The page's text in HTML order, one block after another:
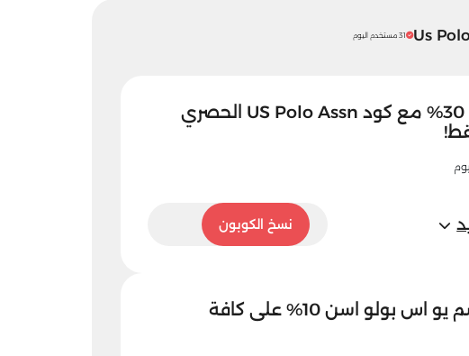
31 مستخدم اليوم
خصم حتى 30% مع كود US Polo Assn الحصري
AA24
نسخ الكوبون
كوبون خصم يو اس بولو اسن 10% على كافة